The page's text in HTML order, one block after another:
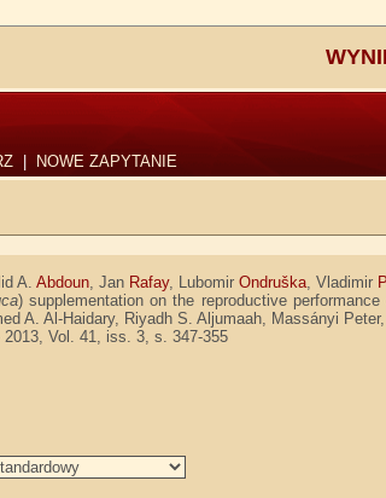
NOWE ZAPYTANIE
A.Abdoun, Jan Rafay, LubomirOndruška, Vladimir
) supplementation on the reproductive
A. Al-Haidary, Riyadh S. Aljumaah, Massányi
Vol. 41, iss. 3, s. 347-355